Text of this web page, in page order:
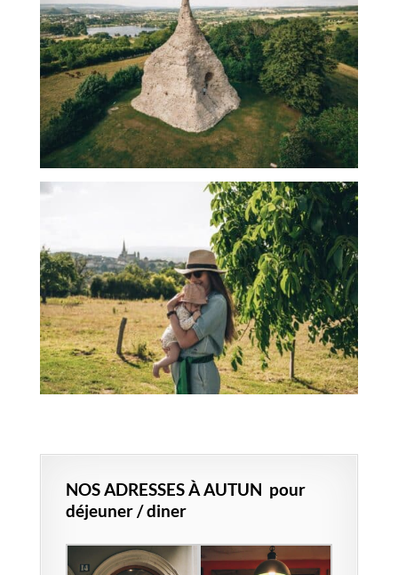
NOS ADRESSES À AUTUN pour
déjeuner / diner